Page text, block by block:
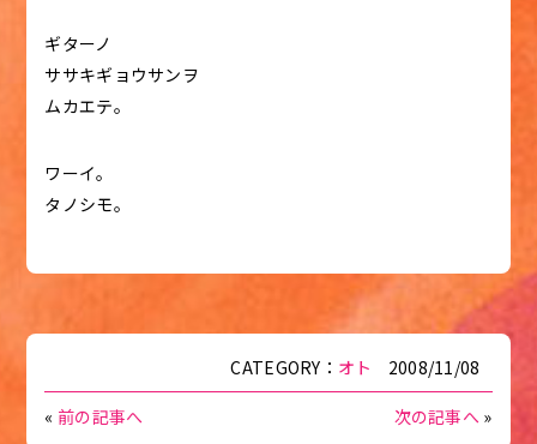
ギターノ
ササキギョウサンヲ
ムカエテ。
ワーイ。
タノシモ。
CATEGORY： オト 2008/11/08
« 前の記事へ 次の記事へ »